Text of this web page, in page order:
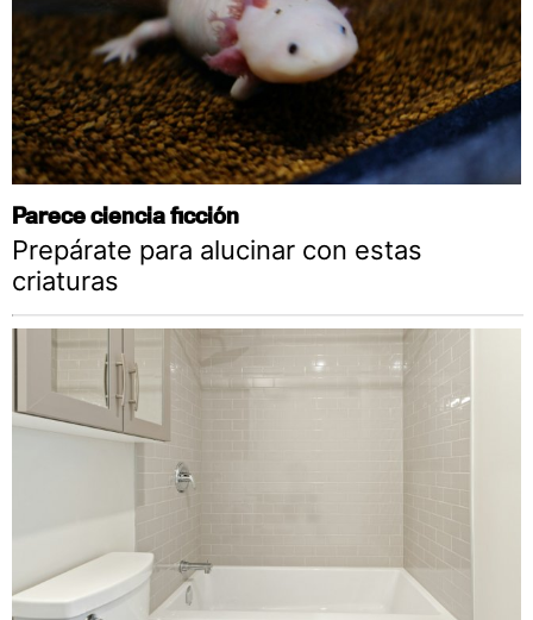
Parece ciencia ficción
Prepárate para alucinar con estas
criaturas